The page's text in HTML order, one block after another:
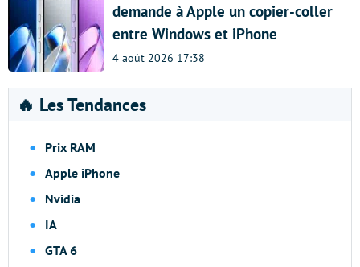
demande à Apple un copier-coller
entre Windows et iPhone
4 août 2026 17:38
🔥 Les Tendances
Prix RAM
Apple iPhone
Nvidia
IA
GTA 6